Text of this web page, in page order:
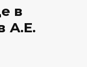
в
А.Е.